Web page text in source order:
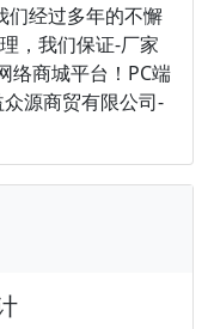
们经过多年的不懈
，我们保证-厂家
络商城平台！PC端
源商贸有限公司-